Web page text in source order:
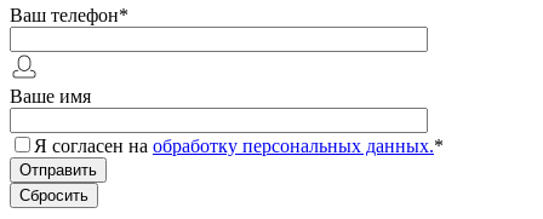
Ваш телефон*
Ваше имя
Я согласен на обработку персональных данных.*